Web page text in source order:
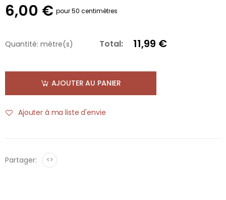
6,00 € pour 50 centimètres
Quantité: mètre(s) Total: 11,99 €
AJOUTER AU PANIER
Ajouter à ma liste d'envie
Partager: <>